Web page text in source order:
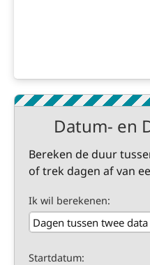
Datum- en
Bereken de duur
of trek dagen af van
Ik wil berekenen:
Startdatum: